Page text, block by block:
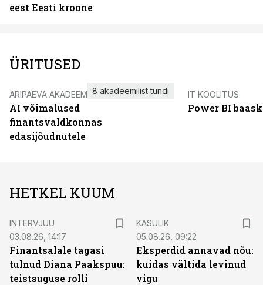
eest Eesti kroone
ÜRITUSED
ÄRIPÄEVA AKADEEMIA
AI võimalused
finantsvaldkonnas
edasijõudnutele
8 akadeemilist tundi IT KOOLITUS
Power BI
HETKEL KUUM
INTERVJUU
03.08.26, 14:17
Finantsalale tagasi
tulnud Diana Paakspuu:
teistsuguse rolli
KASULIK
05.08.26, 09:22
Eksperdid annavad nõu:
kuidas vältida levinud
vigu